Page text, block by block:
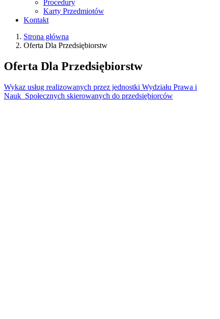
Procedury
Karty Przedmiotów
Kontakt
Strona główna
Oferta Dla Przedsiębiorstw
Oferta Dla Przedsiębiorstw
Wykaz usług realizowanych przez jednostki Wydziału Prawa i
Nauk Społecznych skierowanych do przedsiębiorców